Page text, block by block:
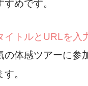
めです。
イトルとURLを入
の体感ツアーに参
。